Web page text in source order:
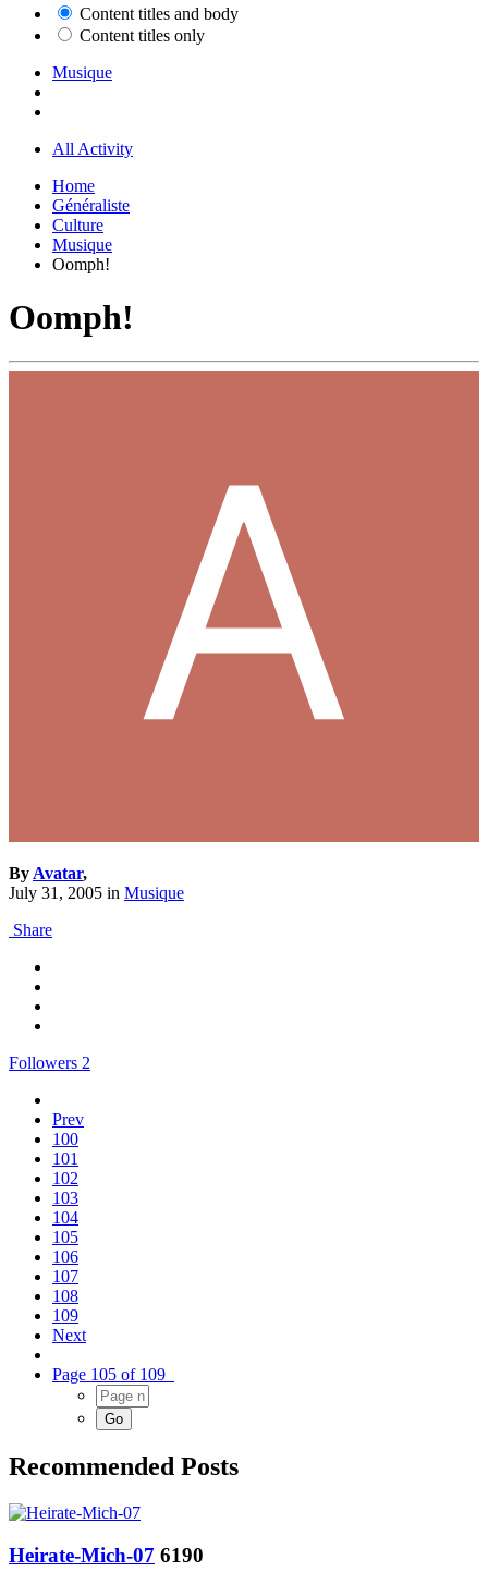
Content titles and body
Content titles only
Musique
All Activity
Home
Généraliste
Culture
Musique
Oomph!
Oomph!
ByAvatar,
July 31, 2005 in Musique
Share
Followers 2
Prev
100
101
102
103
104
105
106
107
108
109
Next
Page 105 of 109
Recommended Posts
Heirate-Mich-07 6190